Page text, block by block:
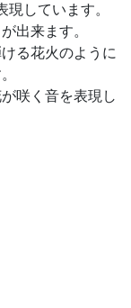
しています。
出来ます。
る花火のように
咲く音を表現し